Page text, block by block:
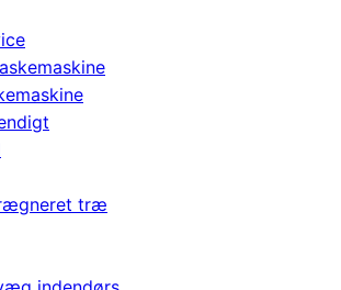
træ